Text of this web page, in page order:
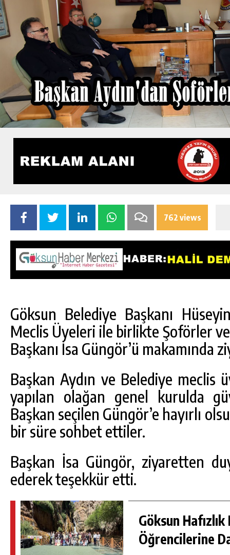
762 views
Göksun Belediye Başkanı
Meclis Üyeleri ile birlikte Şoförler
Başkanı İsa Güngör’ü makamında
Başkan Aydın ve Belediye meclis
yapılan olağan genel kurulda
Başkan seçilen Güngör’e hayırlı
bir süre sohbet ettiler.
Başkan İsa Güngör, ziyaretten
ederek teşekkür etti.
Göksun Hafızlık
Öğrencilerine
GÜNLÜK HABER AKIŞI
GÖKSUN HAFIZLIK KIZ KUR’AN KURSU
ÖĞRENCILERINE DARENDE GEZISI.